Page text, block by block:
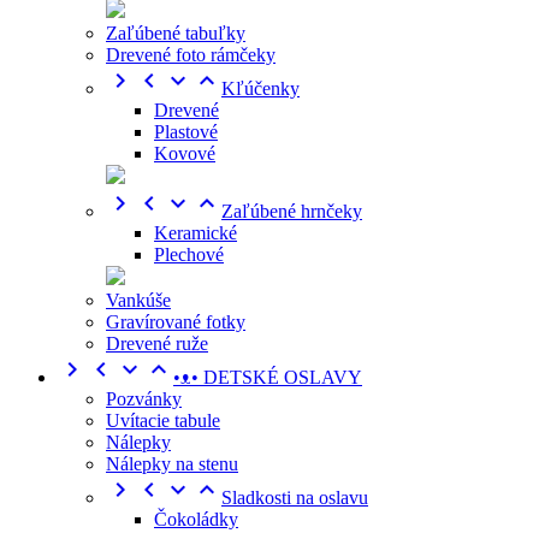
Zaľúbené tabuľky
Drevené foto rámčeky
    Kľúčenky
Drevené
Plastové
Kovové
    Zaľúbené hrnčeky
Keramické
Plechové
Vankúše
Gravírované fotky
Drevené ruže
    •ᴥ• DETSKÉ OSLAVY
Pozvánky
Uvítacie tabule
Nálepky
Nálepky na stenu
    Sladkosti na oslavu
Čokoládky